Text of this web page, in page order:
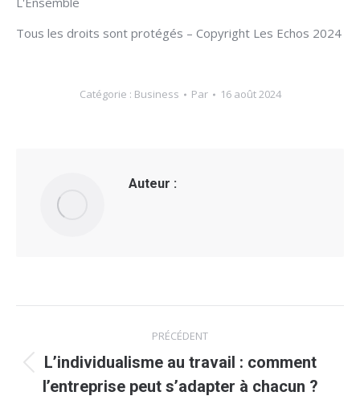
Tous les droits sont protégés – Copyright Les Echos 2024
Catégorie : Business Par 16 août 2024
Auteur :
article
PRÉCÉDENT
Article
précédent
L’individualisme au travail : comment
l’entreprise peut s’adapter à chacun ?